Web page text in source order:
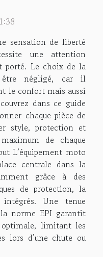
sensation de liberté
une attention
porté. Le choix de la
négligé, car il
le confort mais aussi
dans ce guide
chaque pièce de
style, protection et
de chaque
L’équipement moto
centrale dans la
grâce à des
de protection, la
Une tenue
norme EPI garantit
limitant les
lors d’une chute ou